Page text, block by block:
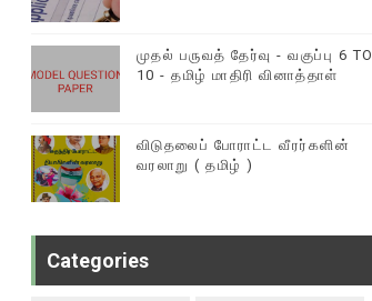
முதல் பருவத் தேர்வு - வகுப்பு 6 TO
10 - தமிழ் மாதிரி வினாத்தாள்
விடுதலைப் போராட்ட வீரர்களின்
வரலாறு ( தமிழ் )
Categories